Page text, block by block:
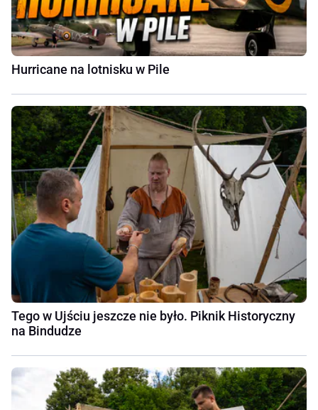
Hurricane na lotnisku w Pile
Tego w Ujściu jeszcze nie było. Piknik Historyczny
na Bindudze